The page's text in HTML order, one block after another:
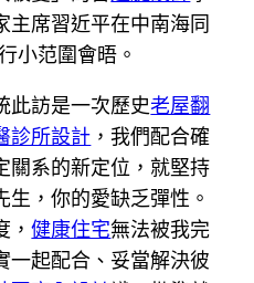
主席習近平在中南海同
小范圍會晤。
此訪是一次歷史老屋翻
診所設計 ，我們配合確
關系的新定位，就堅持
，你的愛缺乏彈性。
，健康住宅無法被我完
一起配合、妥當解決彼